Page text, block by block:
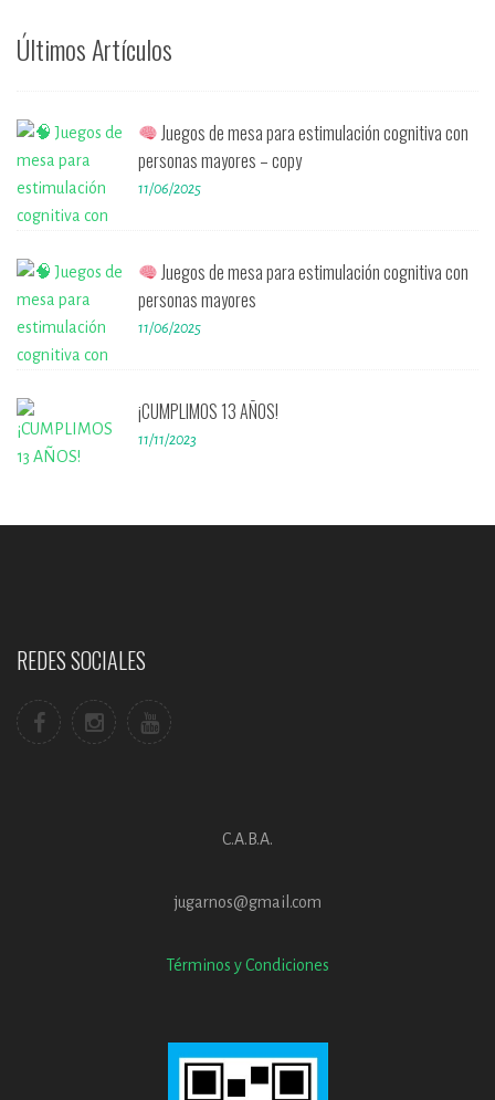
Últimos Artículos
Juegos de mesa para estimulación cognitiva con
personas mayores – copy
11/06/2025
Juegos de mesa para estimulación cognitiva con
personas mayores
11/06/2025
¡CUMPLIMOS 13 AÑOS!
11/11/2023
REDES SOCIALES
C.A.B.A.
jugarnos@gmail.com
Términos y Condiciones